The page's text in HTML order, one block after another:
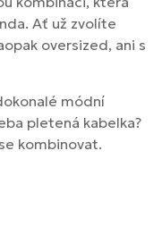
Ať už zvolíte
oversized, ani s
módní
pletená kabelka?
kombinovat.